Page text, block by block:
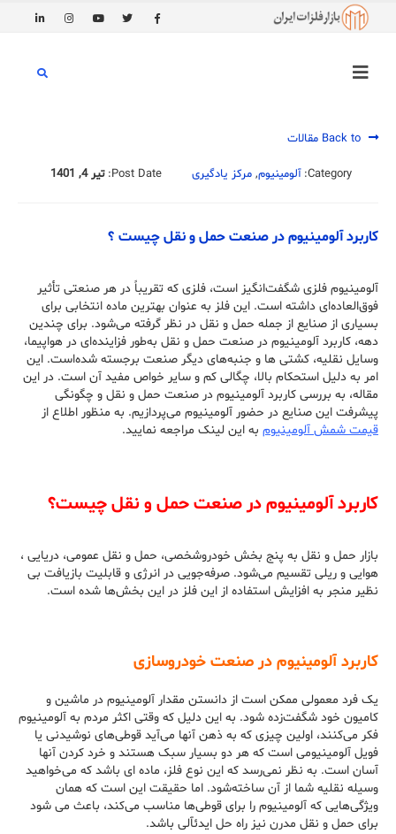
Category: آلومینیوم, مرکز یادگیری Post Date: تیر 4, 1401
کاربرد آلومینیوم در صنعت حمل و نقل چیست ؟
آلومینیوم فلزی شگفت‌انگیز است، فلزی که تقریباً در هر صنعتی تأثیر
فوق‌العاده‌ای داشته‌ است. این فلز به عنوان بهترین ماده انتخابی برای
بسیاری از صنایع از جمله حمل و نقل در نظر گرفته می‌شود. برای چندین
دهه، کاربرد آلومینیوم در صنعت حمل و نقل به‌طور فزاینده‌ای در هواپیما،
وسایل نقلیه، کشتی ها و جنبه‌های دیگر صنعت برجسته شده‌است. این
امر به دلیل استحکام بالا، چگالی کم و سایر خواص مفید آن است. در این
مقاله، به بررسی کاربرد آلومینیوم در صنعت حمل و نقل و چگونگی
پیشرفت این صنایع در حضور آلومینیوم می‌پردازیم. به منظور اطلاع از
قیمت شمش آلومینیوم به این لینک مراجعه نمایید.
کاربرد آلومینیوم در صنعت حمل و نقل چیست؟
بازار حمل و نقل به پنج بخش خودروشخصی، حمل و نقل عمومی، دریایی ،
هوایی و ریلی تقسیم می‌شود. صرفه‌جویی در انرژی و قابلیت بازیافت بی
نظیر منجر به افزایش استفاده از این فلز در این بخش‌ها شده‌ است.
کاربرد آلومینیوم در صنعت خودروسازی
یک فرد معمولی ممکن است از دانستن مقدار آلومینیوم در ماشین و
کامیون خود شگفت‌زده شود. به این دلیل که وقتی اکثر مردم به آلومینیوم
فکر می‌کنند، اولین چیزی که به ذهن آنها می‌آید قوطی‌های نوشیدنی یا
فویل آلومینیومی است که هر دو بسیار سبک هستند و خرد کردن آنها
آسان است. به نظر نمی‌رسد که این نوع فلز، ماده ای باشد که می‌خواهید
وسیله نقلیه شما از آن ساخته‌شود. اما حقیقت این است که همان
ویژگی‌هایی که آلومینیوم را برای قوطی‌ها مناسب می‌کند، باعث می شود
برای حمل و نقل مدرن نیز راه حل ایدئآلی باشد‌.